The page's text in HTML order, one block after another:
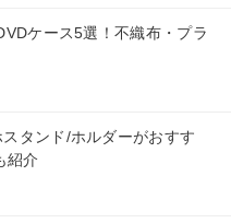
ケース5選！不織布・プラ
タンド/ホルダーがおすす
紹介